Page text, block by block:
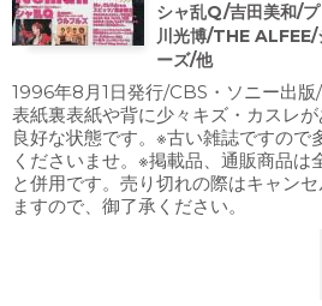
シャ乱Q/吉田美和/
川光博/THE ALFEE/
ーズ/他
1996年8月1日発行/CBS・ソニー出
表紙裏表紙や背に少々キズ・カスレ
良好な状態です。※古い雑誌ですので
くださいませ。※掲載品、通販商品は
と併用です。売り切れの際はキャン
ますので、御了承ください。